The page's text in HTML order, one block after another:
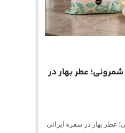
عطر بهار در
عطر بهار در سفره ایرانی